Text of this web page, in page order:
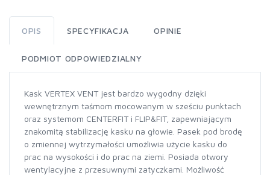
OPIS SPECYFIKACJA OPINIE
PODMIOT ODPOWIEDZIALNY
Kask VERTEX VENT jest bardzo wygodny dzięki
wewnętrznym taśmom mocowanym w sześciu punktach
oraz systemom CENTERFIT i FLIP&FIT, zapewniającym
znakomitą stabilizację kasku na głowie. Pasek pod brodę
o zmiennej wytrzymałości umożliwia użycie kasku do
prac na wysokości i do prac na ziemi. Posiada otwory
wentylacyjne z przesuwnymi zatyczkami. Możliwość